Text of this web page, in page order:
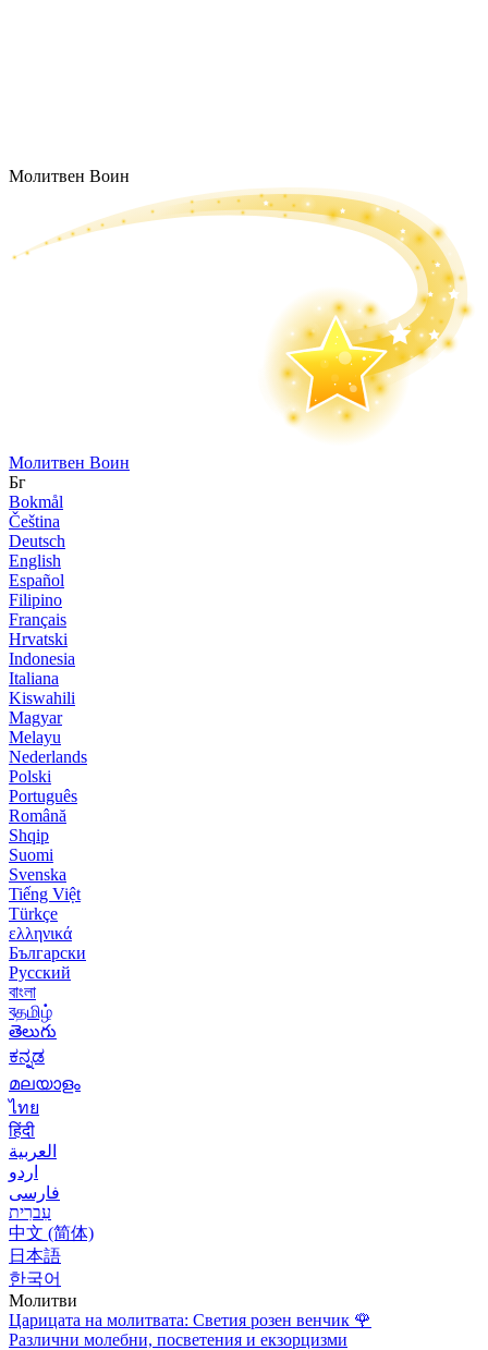
Молитвен Воин
Молитвен Воин
Бг
Bokmål
Čeština
Deutsch
English
Español
Filipino
Français
Hrvatski
Indonesia
Italiana
Kiswahili
Magyar
Melayu
Nederlands
Polski
Português
Română
Shqip
Suomi
Svenska
Tiếng Việt
Türkçe
ελληνικά
Български
Русский
বাংলা
বதமிழ்
తెలుగు
ಕನ್ನಡ
മലയാളം
ไทย
हिंदी
العربية
اردو
فارسی
עִברִית
中文 (简体)
日本語
한국어
Молитви
Царицата на молитвата: Светия розен венчик 🌹
Различни молебни, посветения и екзорцизми